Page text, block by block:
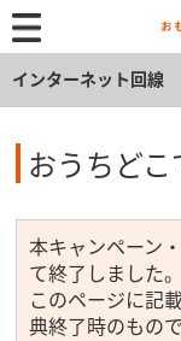
インターネット回線
おうちど
本キャンペーン
て終了しました。
このページに記
典終了時のもので